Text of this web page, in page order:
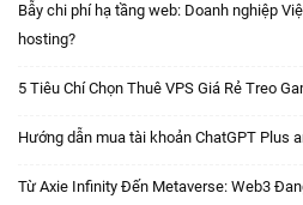
Bẫy chi phí hạ tầng web: Doanh nghiệp
hosting?
5 Tiêu Chí Chọn Thuê VPS Giá Rẻ Treo
Hướng dẫn mua tài khoản ChatGPT Plus
Từ Axie Infinity Đến Metaverse: Web3